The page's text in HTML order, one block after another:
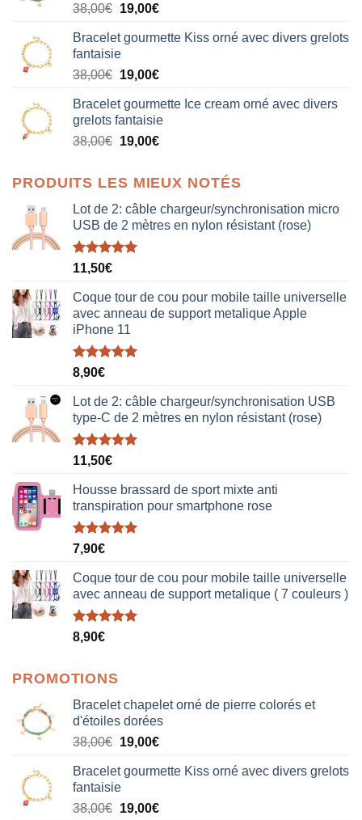
38,00€ Le
initial
était :
38,00€.
19,00€Le
actuel
19,00€.
Bracelet gourmette Kiss orné avec divers grelots
fantaisie
38,00€ Le
initial
était :
38,00€.
19,00€Le
actuel
est :
19,00€.
Bracelet gourmette Ice cream orné avec divers
grelots fantaisie
38,00€ Le
était :
38,00€.
19,00€Le
est :
19,00€.
PRODUITS LES MIEUX NOTÉS
Lot de 2: câble chargeur/synchronisation micro
USB de 2 mètres en nylon résistant (rose)
Note5.00
11,50€
Coque tour de cou pour mobile taille universelle
avec anneau de support metalique Apple
iPhone 11
Note5.00
8,90€
Lot de 2: câble chargeur/synchronisation USB
type-C de 2 mètres en nylon résistant (rose)
Note5.00
11,50€
Housse brassard de sport mixte anti
transpiration pour smartphone rose
Note5.00
7,90€
Coque tour de cou pour mobile taille universelle
avec anneau de support metalique ( 7 couleurs )
Note5.00
8,90€
PROMOTIONS
Bracelet chapelet orné de pierre colorés et
d'étoiles dorées
38,00€ Le
initial
était :
38,00€.
19,00€Le
actuel
19,00€.
Bracelet gourmette Kiss orné avec divers grelots
fantaisie
38,00€ Le
19,00€Le